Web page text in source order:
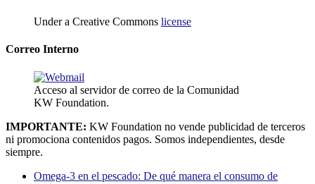
Under a Creative Commons license
Correo Interno
Acceso al servidor de correo de la Comunidad
KW Foundation.
IMPORTANTE: KW Foundation no vende publicidad de terceros
ni promociona contenidos pagos. Somos independientes, desde
siempre.
Omega-3 en el pescado: De qué manera el consumo de